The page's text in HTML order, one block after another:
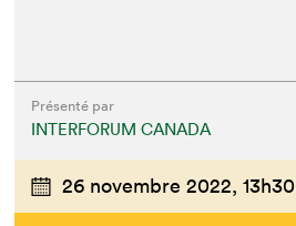
Présenté par
INTERFORUM CANADA
26 novembre 2022, 13h30